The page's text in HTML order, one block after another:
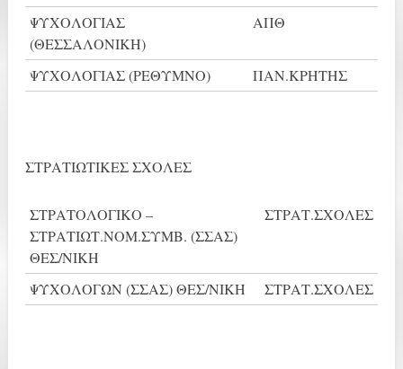
ΨΥΧΟΛΟΓΙΑΣ
(ΘΕΣΣΑΛΟΝΙΚΗ)
ΑΠΘ
ΨΥΧΟΛΟΓΙΑΣ (ΡΕΘΥΜΝΟ) ΠΑΝ.ΚΡΗΤΗΣ
ΣΤΡΑΤΙΩΤΙΚΕΣ ΣΧΟΛΕΣ
ΣΤΡΑΤΟΛΟΓΙΚΟ –
ΣΤΡΑΤΙΩΤ.ΝΟΜ.ΣΥΜΒ. (ΣΣΑΣ)
ΘΕΣ/ΝΙΚΗ
ΣΤΡΑΤ.ΣΧΟΛΕΣ
ΨΥΧΟΛΟΓΩΝ (ΣΣΑΣ) ΘΕΣ/ΝΙΚΗ ΣΤΡΑΤ.ΣΧΟΛΕΣ